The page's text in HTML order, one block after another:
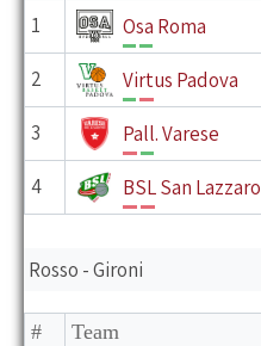
1 Osa Roma
V V
2 Virtus Padova
V P
3 Pall. Varese
P V
4 BSL San Lazzaro
P P
Rosso - Gironi
# Team